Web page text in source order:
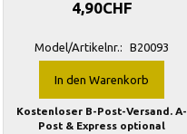
4,90CHF
Model/Artikelnr.: B20093
In den Warenkorb
Kostenloser B-Post-Versand. A-
Post & Express optional